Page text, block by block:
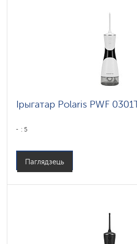
Ірыгатар Polaris PWF
: 5
Паглядзець